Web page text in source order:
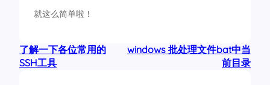
就这么简单啦！
了解一下各位常用的
SSH工具
windows 批处理文件bat中当
前目录